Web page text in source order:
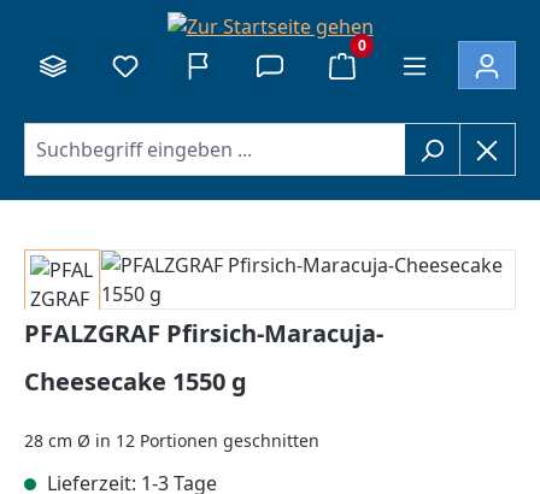
0
Bildergalerie überspringen
PFALZGRAF Pfirsich-Maracuja-
Cheesecake 1550 g
28 cm Ø in 12 Portionen geschnitten
Lieferzeit: 1-3 Tage